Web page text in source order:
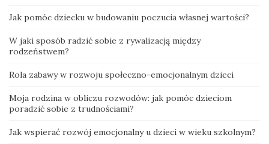
Jak pomóc dziecku w budowaniu poczucia własnej wartości?
W jaki sposób radzić sobie z rywalizacją między
rodzeństwem?
Rola zabawy w rozwoju społeczno-emocjonalnym dzieci
Moja rodzina w obliczu rozwodów: jak pomóc dzieciom
poradzić sobie z trudnościami?
Jak wspierać rozwój emocjonalny u dzieci w wieku szkolnym?